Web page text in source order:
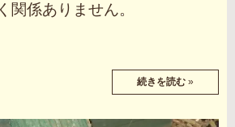
関係ありません。
続きを読む »